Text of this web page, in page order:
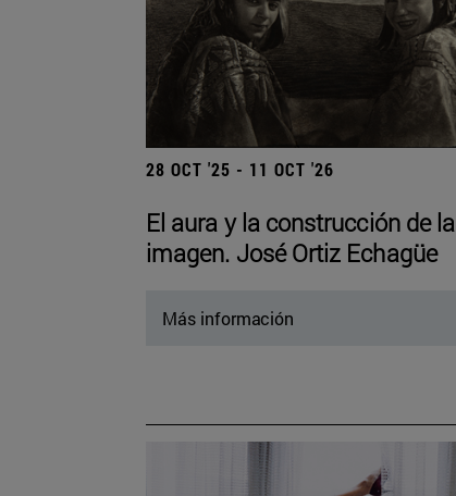
28 OCT '25 - 11 OCT '26
El aura y la construcción de la
imagen. José Ortiz Echagüe
Más información